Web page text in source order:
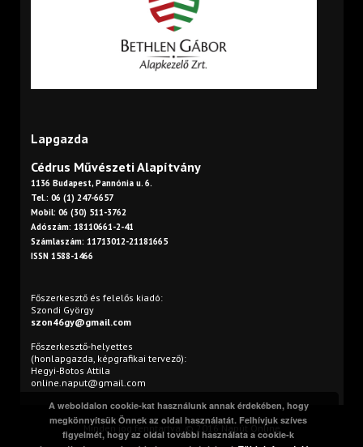
Lapgazda
Cédrus Művészeti Alapítvány
1136 Budapest, Pannónia u. 6.
Tel.: 06 (1) 247-6657
Mobil: 06 (30) 511-3762
Adószám: 18110661-2-41
Számlaszám: 11713012-21181665
ISSN 1588-1466
Főszerkesztő és felelős kiadó:
Szondi György
szon46gy@gmail.com
Főszerkesztő-helyettes
(honlapgazda, képgrafikai tervező):
Hegyi-Botos Attila
online.naput@gmail.com
Minden jog fenntartva. © 2016 Napút Online
A weboldalon cookie-kat használunk annak érdekében, hogy
megkönnyítsük Önnek az oldal használatát. Felhívjuk szíves
figyelmét, hogy az oldal további használata a cookie-k